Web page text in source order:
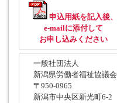
申込用紙を記入後、
e-mailに添付して
お申し込みください
一般社団法人
新潟県労働者福祉協議会
〒950-0965
新潟市中央区新光町6-2